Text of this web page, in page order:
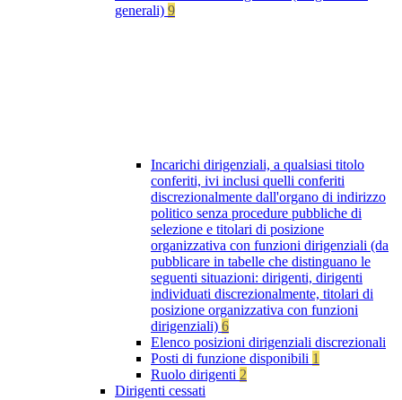
generali) 9
Incarichi dirigenziali, a qualsiasi titolo
conferiti, ivi inclusi quelli conferiti
discrezionalmente dall'organo di indirizzo
politico senza procedure pubbliche di
selezione e titolari di posizione
organizzativa con funzioni dirigenziali (da
pubblicare in tabelle che distinguano le
seguenti situazioni: dirigenti, dirigenti
individuati discrezionalmente, titolari di
posizione organizzativa con funzioni
dirigenziali) 6
Elenco posizioni dirigenziali discrezionali
Posti di funzione disponibili 1
Ruolo dirigenti 2
Dirigenti cessati